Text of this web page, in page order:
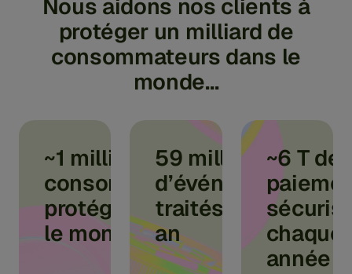
Nous aidons nos clients à
protéger un milliard de
consommateurs dans le
monde...
~1 milliard de
consommateurs
protégés dans
le monde
59 milliards
d’événements
traités par
an
~6 T de
chaque
année